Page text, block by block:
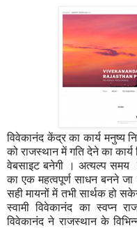
विवेकानंद केंद्र का कार्य मनुष्य
को राजस्थान में गति देने का
वेबसाइट बनेगी । अत्यल्प समय
का एक महत्वपूर्ण साधन बनने जा
सही मायनों में तभी सार्थक हो
स्वामी विवेकानंद का स्वप्न
विवेकानंद ने राजस्थान के